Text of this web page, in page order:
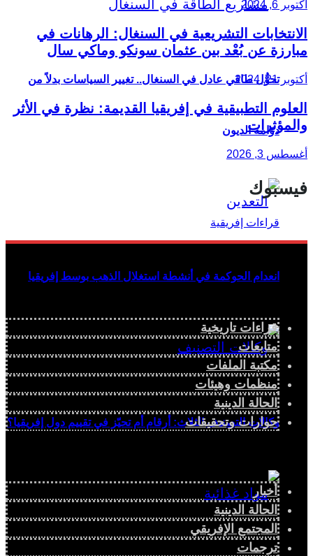
تحوُّل طاقي عادل في السنغال.. تغيير السياسات بدلاً من
دوّامة الديون
انعدام الحوكمة في أنشطة استغلال الذهب بوسط إفريقيا
وكالات التصنيف الثلاث: أرقام أم تحيّز في تقييم دول إفريقيا؟
أكتوبر 6, 2024
الانتخابات التشريعية في السنغال: الرهانات في
مبارزة عن بُعْد بين عثمان سونكو وماكي سال
أكتوبر 21, 2024
العلوم التطبيقية في إفريقيا القديمة: نظرة في الأثر
والمؤثرات
أغسطس 3, 2026
فيسبوك
قراءات تاريخية
متابعات
مكتبة الملفات
منظمات وهيئات
الحالة الدينية
حوارات وتحقيقات
أخبار
الحالة الدينية
المجتمع الإفريقي
ترجمات